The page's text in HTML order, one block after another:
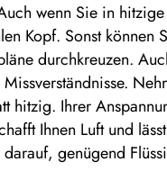
wenn Sie in
Kopf. Sonst können
durchkreuzen.
hitzig. Ihrer
Ihnen Luft und
genügend